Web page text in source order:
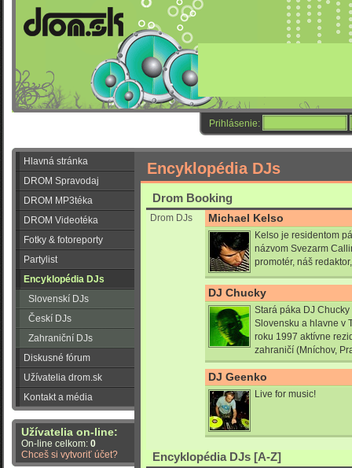
Prihlásenie:
Hlavná stránka
DROM Spravodaj
DROM MP3téka
DROM Videotéka
Fotky & fotoreporty
Partylist
Encyklopédia DJs
Slovenskí DJs
Českí DJs
Zahraniční DJs
Diskusné fórum
Užívatelia drom.sk
Kontakt a média
Užívatelia on-line:
On-line celkom: 0
Chceš si vytvoriť účet?
Encyklopédia DJs
Drom Booking
Drom DJs Michael Kelso
Kelso je residentom
názvom Svezarm
promotér, náš
DJ Chucky
Stará páka DJ
Slovensku a hlavne v
roku 1997 aktívne
zahraničí (Mníchov,
DJ Geenko
Live for music!
Encyklopédia DJs [A-Z]